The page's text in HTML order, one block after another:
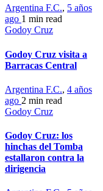
Argentina F.C., 5 años
ago 1 min read
Godoy Cruz
Godoy Cruz visita a
Barracas Central
Argentina F.C., 4 años
ago 2 min read
Godoy Cruz
Godoy Cruz: los
hinchas del Tomba
estallaron contra la
dirigencia